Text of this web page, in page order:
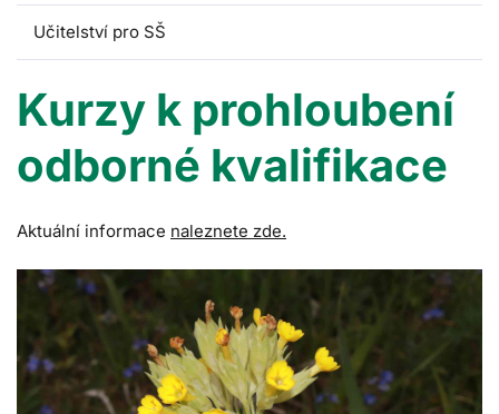
Učitelství pro SŠ
Kurzy k prohloubení
odborné kvalifikace
Aktuální informace naleznete zde.